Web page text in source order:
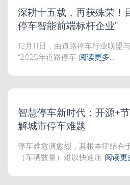
深耕十五载，再获殊荣！
停车智能前端标杆企业”
12月11日，由道路停车行业联盟
“2025年道路停车 阅读更多…
智慧停车新时代：开源+
解城市停车难题
停车难愈演愈烈，其根本症结在
（车辆数量）难以快速压 阅读更